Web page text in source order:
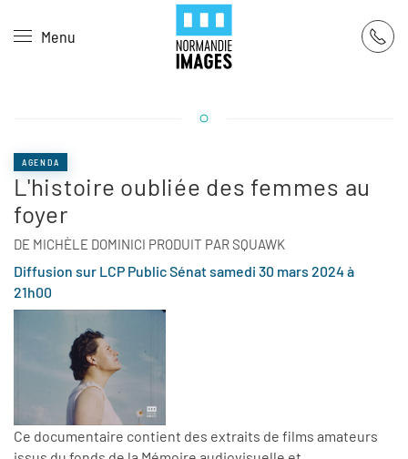
Skip to main content
Menu
AGENDA
L'histoire oubliée des femmes au
foyer
DE MICHÈLE DOMINICI PRODUIT PAR SQUAWK
Diffusion sur LCP Public Sénat samedi 30 mars 2024 à
21h00
Ce documentaire contient des extraits de films amateurs
Panneau de gestion des cookies